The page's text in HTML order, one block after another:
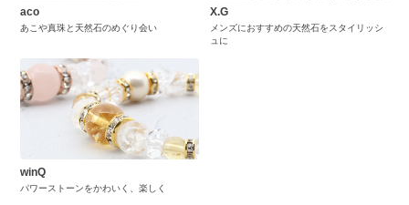
aco
あこや真珠と天然石のめぐり会い
X.G
メンズにおすすめの天然石をスタイリッシ
ュに
winQ
パワーストーンをかわいく、楽しく